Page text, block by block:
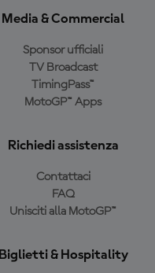
Media & Commercial
Sponsor ufficiali
TV Broadcast
TimingPass™
MotoGP™ Apps
Richiedi assistenza
Contattaci
FAQ
Unisciti alla MotoGP™
Biglietti & Hospitality